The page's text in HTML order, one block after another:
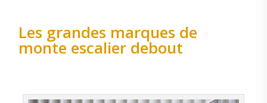
Les grandes marques de
monte escalier debout